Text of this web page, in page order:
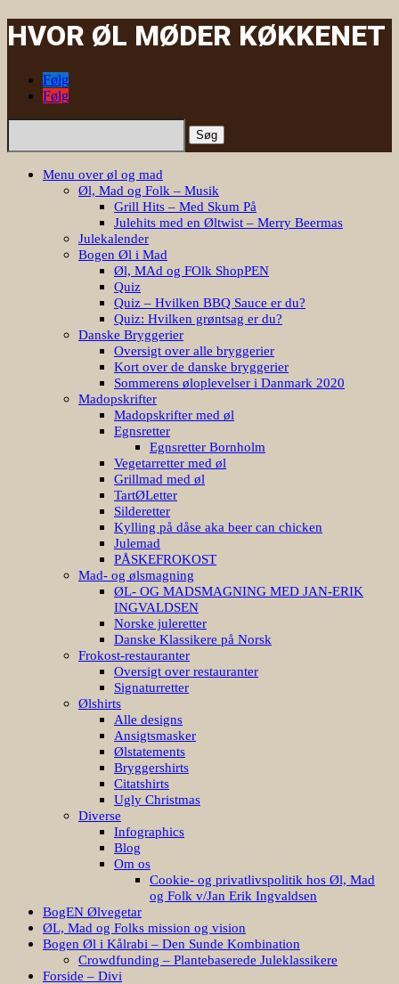
HVOR ØL MØDER KØKKENET
Følg
Følg
Søg
Menu over øl og mad
Øl, Mad og Folk – Musik
Grill Hits – Med Skum På
Julehits med en Øltwist – Merry Beermas
Julekalender
Bogen Øl i Mad
Øl, MAd og FOlk ShopPEN
Quiz
Quiz – Hvilken BBQ Sauce er du?
Quiz: Hvilken grøntsag er du?
Danske Bryggerier
Oversigt over alle bryggerier
Kort over de danske bryggerier
Sommerens øloplevelser i Danmark 2020
Madopskrifter
Madopskrifter med øl
Egnsretter
Egnsretter Bornholm
Vegetarretter med øl
Grillmad med øl
TartØLetter
Silderetter
Kylling på dåse aka beer can chicken
Julemad
PÅSKEFROKOST
Mad- og ølsmagning
ØL- OG MADSMAGNING MED JAN-ERIK
INGVALDSEN
Norske juleretter
Danske Klassikere på Norsk
Frokost-restauranter
Oversigt over restauranter
Signaturretter
Ølshirts
Alle designs
Ansigtsmasker
Ølstatements
Bryggershirts
Citatshirts
Ugly Christmas
Diverse
Infographics
Blog
Om os
Cookie- og privatlivspolitik hos Øl, Mad
og Folk v/Jan Erik Ingvaldsen
BogEN Ølvegetar
ØL, Mad og Folks mission og vision
Bogen Øl i Kålrabi – Den Sunde Kombination
Crowdfunding – Plantebaserede Juleklassikere
Forside – Divi